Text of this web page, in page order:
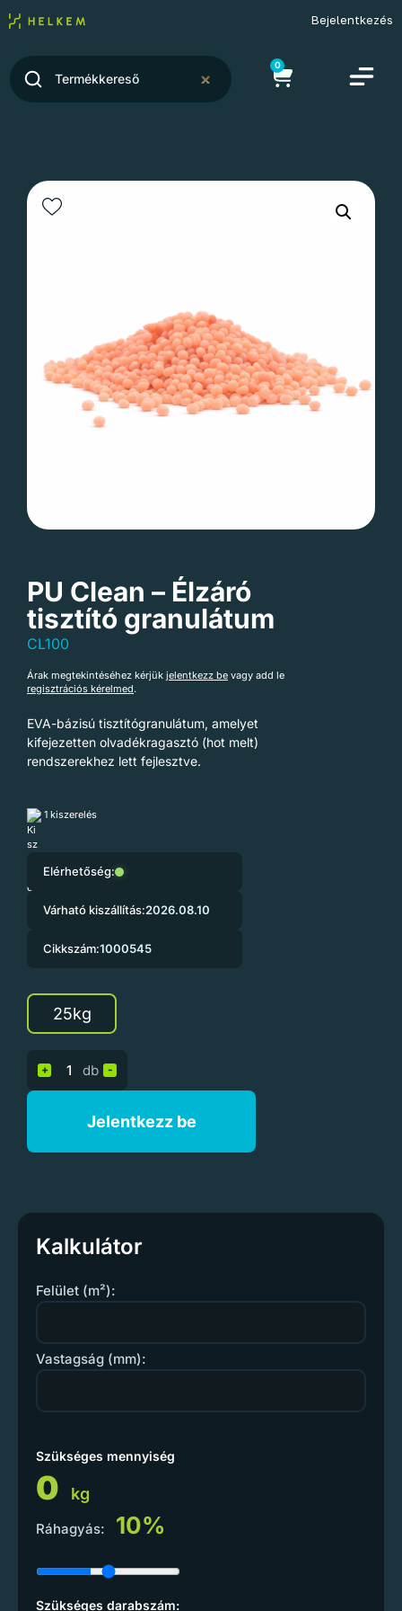
Bejelentkezés
0
PU Clean – Élzáró
tisztító granulátum
CL100
Árak megtekintéséhez kérjük jelentkezz be vagy add le
regisztrációs kérelmed.
EVA-bázisú tisztítógranulátum, amelyet
kifejezetten olvadékragasztó (hot melt)
rendszerekhez lett fejlesztve.
1 kiszerelés
Elérhetőség:
Várható kiszállítás:2026.08.10
Cikkszám:1000545
25kg
+ db -
Jelentkezz be
Kalkulátor
Felület (m²):
Vastagság (mm):
Szükséges mennyiség
0 kg
Ráhagyás: 10%
Szükséges darabszám: